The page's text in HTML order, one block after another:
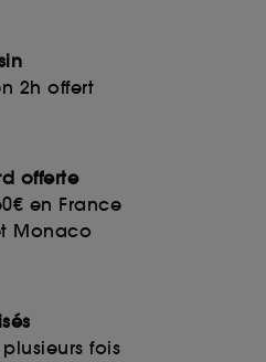
2h offert
offerte
en France
Monaco
fois